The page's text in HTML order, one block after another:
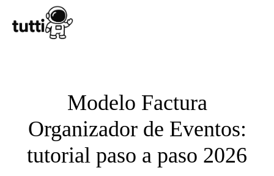
Modelo Factura
Organizador de Eventos:
tutorial paso a paso 2026